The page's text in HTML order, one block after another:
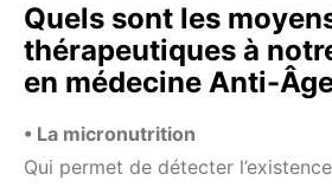
Quels sont les
thérapeutiques à
en médecine Anti-
• La micronutrition
Qui permet de détecter